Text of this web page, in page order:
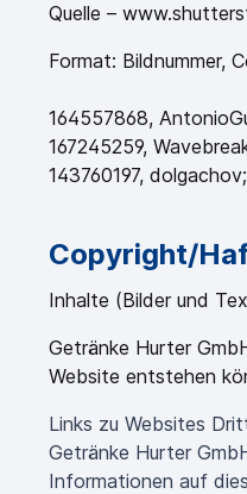
Quelle –
Format: Bildnummer,
164557868,
167245259,
143760197,
Copyright/
Inhalte (Bilder und
Getränke Hurter
Website entstehen
Links zu Websites
Getränke Hurter
Informationen auf